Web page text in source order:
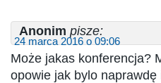
Anonim pisze:
24 marca 2016 o 09:06
Może jakas konferencja?
opowie jak bylo